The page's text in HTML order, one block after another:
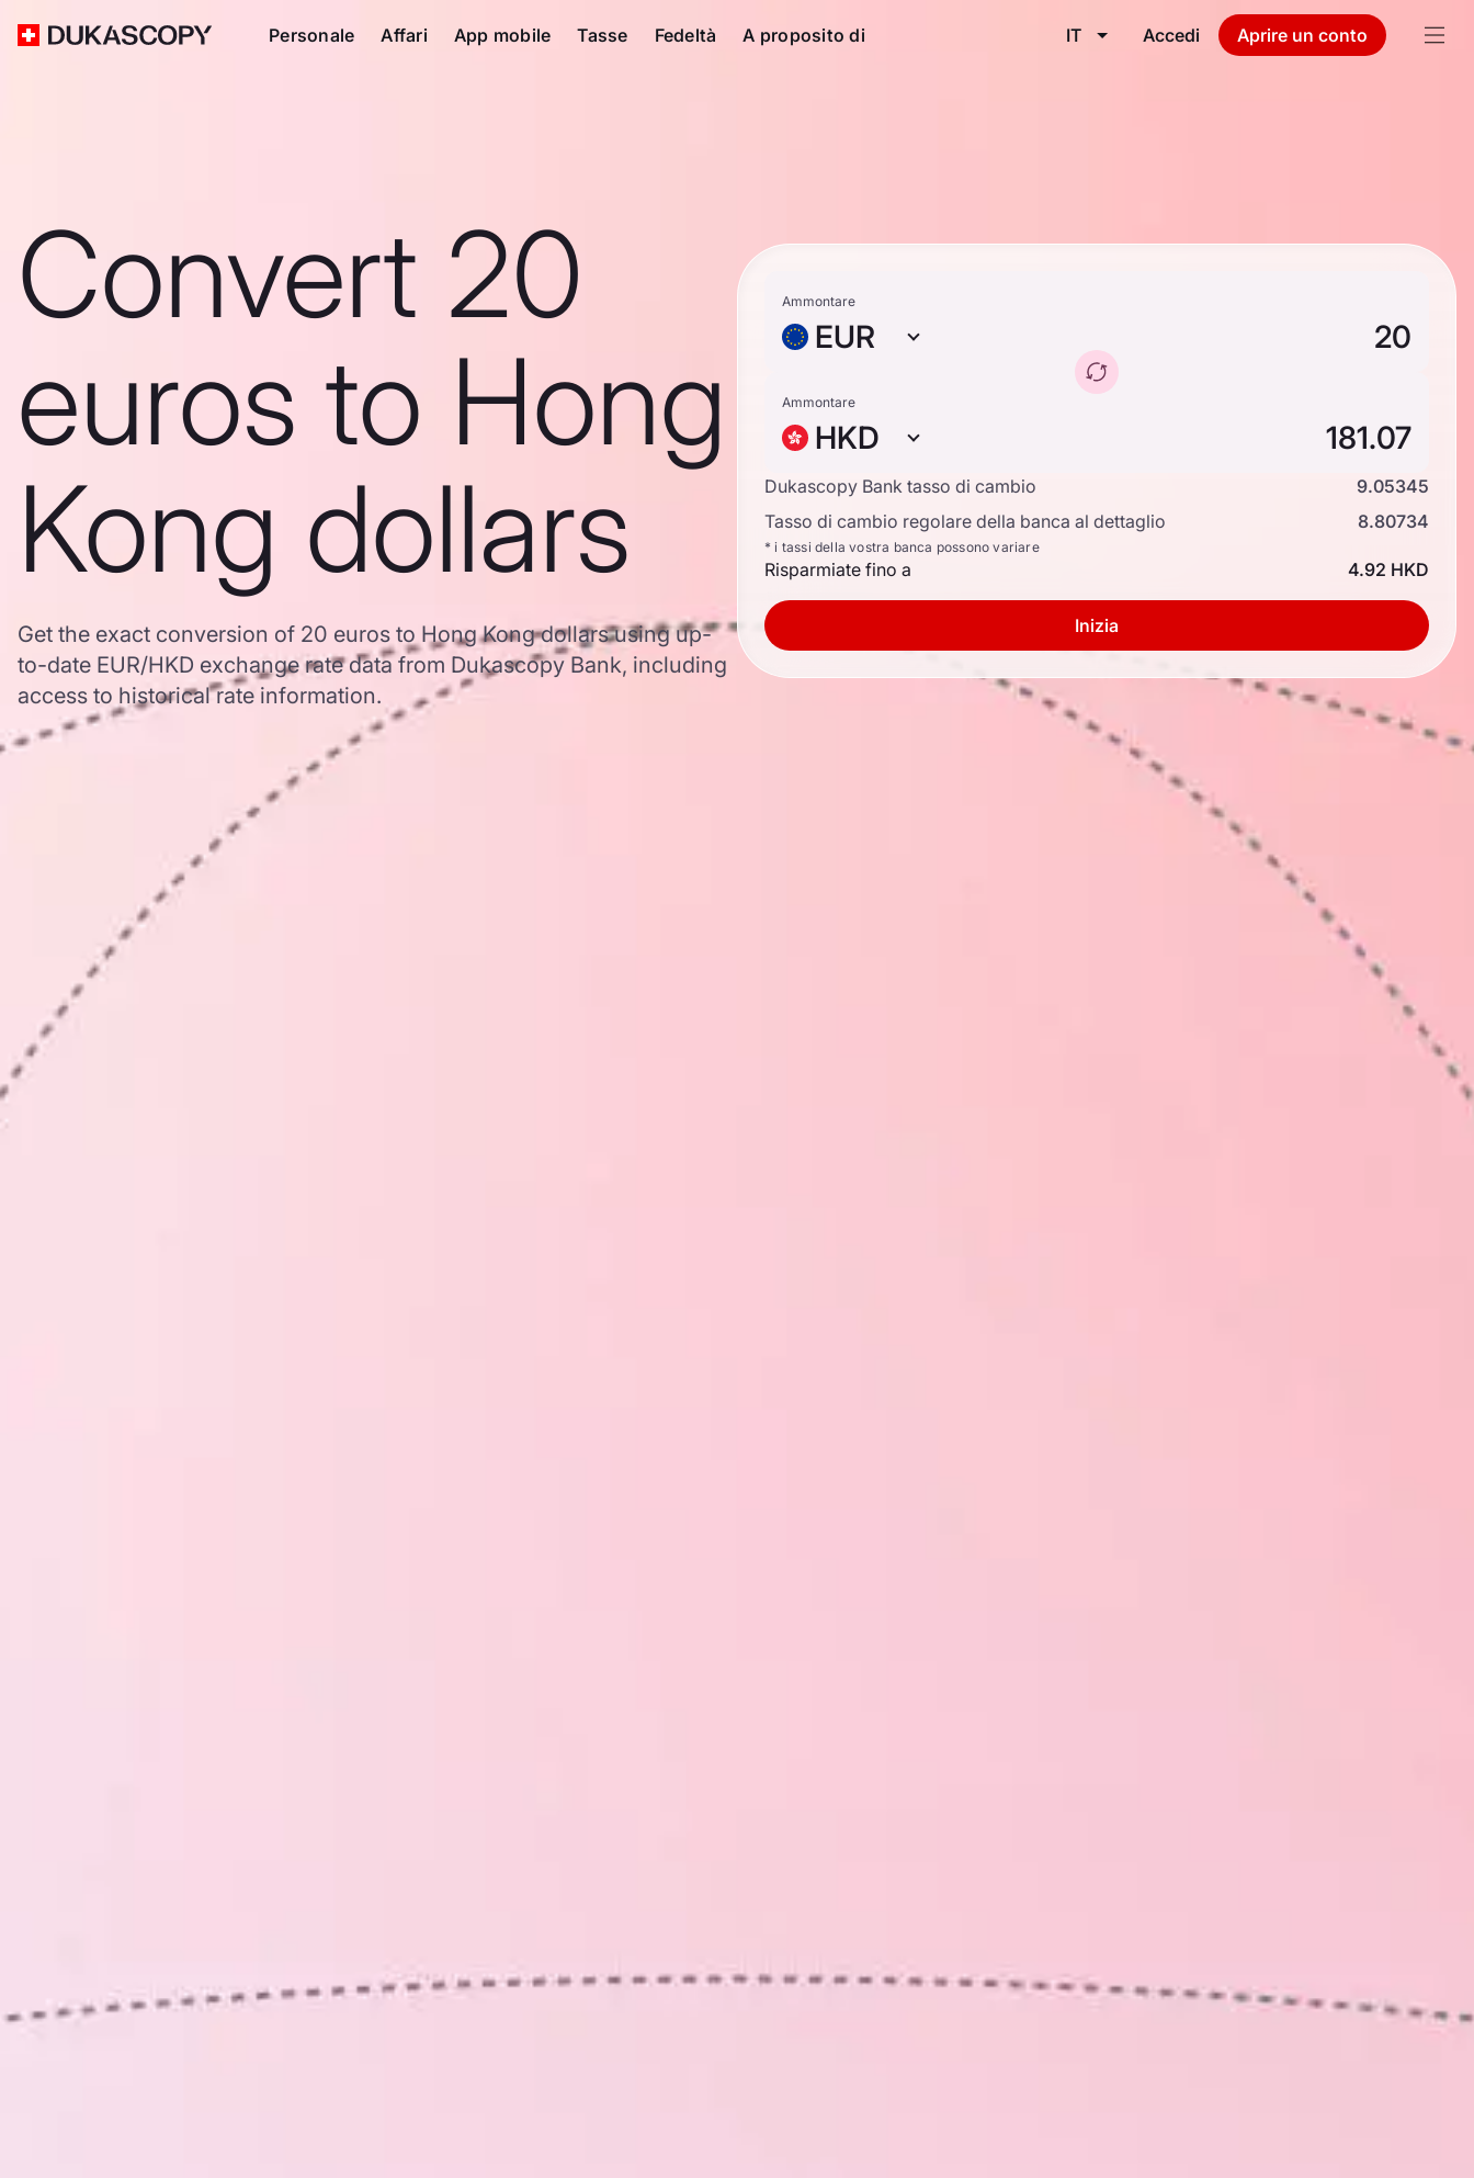
Personale Affari App mobile Tasse Fedeltà A proposito di IT Accedi Aprire un conto
Convert 20
euros to Hong
Kong dollars
Get the exact conversion of 20 euros to Hong Kong dollars using up-
to-date EUR/HKD exchange rate data from Dukascopy Bank, including
access to historical rate information.
Ammontare
EUR
Ammontare
HKD
Dukascopy Bank tasso di cambio
9.05345
Tasso di cambio regolare della banca al dettaglio
8.80734
* i tassi della vostra banca possono variare
Risparmiate fino a 4.92 HKD
Inizia